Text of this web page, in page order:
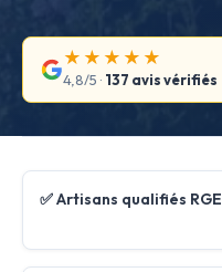
★★★★★
4,8/5 · 137 avis vérifiés
✅ Artisans qualifiés RGE